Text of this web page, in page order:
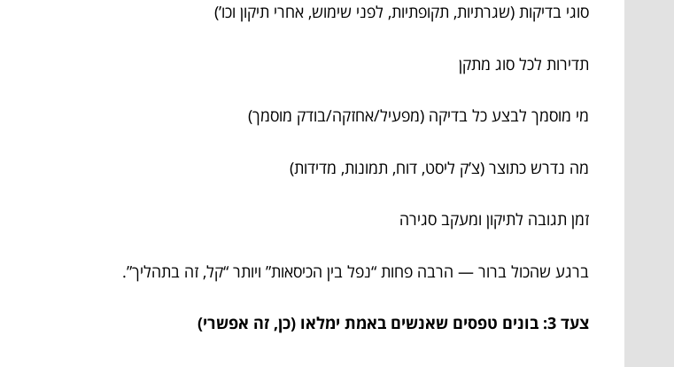
סוגי בדיקות (שגרתיות, תקופתיות, לפני שימוש, אחרי תיקון וכו’)
תדירות לכל סוג מתקן
מי מוסמך לבצע כל בדיקה (מפעיל/אחזקה/בודק מוסמך)
מה נדרש כתוצר (צ’ק ליסט, דוח, תמונות, מדידות)
זמן תגובה לתיקון ומעקב סגירה
ברגע שהכול ברור — הרבה פחות “נפל בין הכיסאות” ויותר “קל, זה בתהליך”.
צעד 3: בונים טפסים שאנשים באמת ימלאו (כן, זה אפשרי)